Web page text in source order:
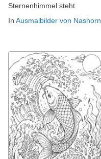
Sternenhimmel steht
In Ausmalbilder von Nashorn